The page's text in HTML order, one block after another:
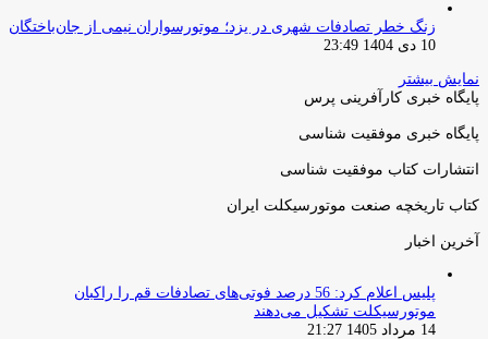
زنگ خطر تصادفات شهری در یزد؛ موتورسواران نیمی از جان‌باختگان
10 دی 1404 23:49
نمایش بیشتر
پایگاه خبری کارآفرینی پرس
پایگاه خبری موفقیت شناسی
انتشارات کتاب موفقیت شناسی
کتاب تاریخچه صنعت موتورسیکلت ایران
آخرین اخبار
پلیس اعلام کرد: 56 درصد فوتی‌های تصادفات قم را راکبان
موتورسیکلت تشکیل می‌دهند
14 مرداد 1405 21:27